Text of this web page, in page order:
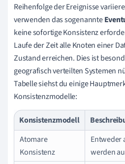
Reihenfolge der Ereignisse
verwenden das sogenannte
keine sofortige Konsistenz
Laufe der Zeit alle Knoten einer
Zustand erreichen. Dies ist
geografisch verteilten Systemen
Tabelle siehst du einige
Konsistenzmodelle:
Konsistenzmodell
Atomare
Konsistenz
Entweder
werden